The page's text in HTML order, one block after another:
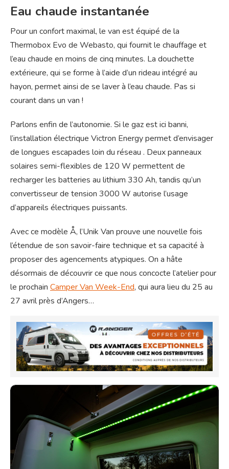
Eau chaude instantanée
Pour un confort maximal, le van est équipé de la
Thermobox Evo de Webasto, qui fournit le chauffage et
l’eau chaude en moins de cinq minutes. La douchette
extérieure, qui se forme à l’aide d’un rideau intégré au
hayon, permet ainsi de se laver à l’eau chaude. Pas si
courant dans un van !
Parlons enfin de l’autonomie. Si le gaz est ici banni,
l’installation électrique Victron Energy permet d’envisager
de longues escapades loin du réseau . Deux panneaux
solaires semi-flexibles de 120 W permettent de
recharger les batteries au lithium 330 Ah, tandis qu’un
convertisseur de tension 3000 W autorise l’usage
d’appareils électriques puissants.
Avec ce modèle Å, l’Unik Van prouve une nouvelle fois
l’étendue de son savoir-faire technique et sa capacité à
proposer des agencements atypiques. On a hâte
désormais de découvrir ce que nous concocte l’atelier pour
le prochain Camper Van Week-End, qui aura lieu du 25 au
27 avril près d’Angers…